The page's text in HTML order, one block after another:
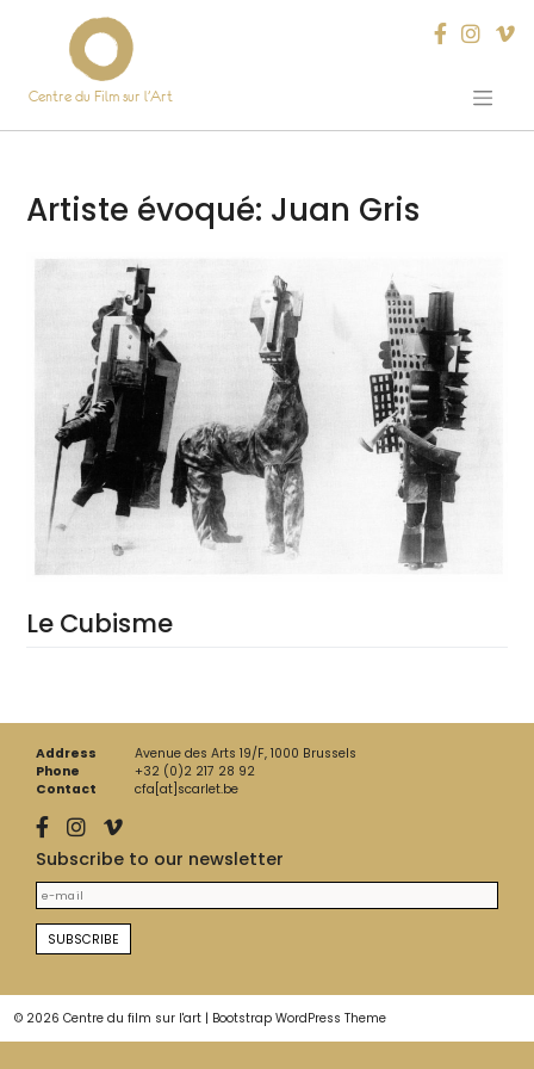
Centre du Film sur l’Art
Artiste évoqué: Juan Gris
Le Cubisme
Address
Avenue des Arts 19/F, 1000 Brussels
Phone
+32 (0)2 217 28 92
Contact
cfa[at]scarlet.be
Subscribe to our newsletter
© 2026 Centre du film sur l'art | Bootstrap WordPress Theme